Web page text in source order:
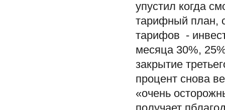
упустил когда
тарифный план,
тарифов -
месяца 30%,
закрытие
процент снова
«очень